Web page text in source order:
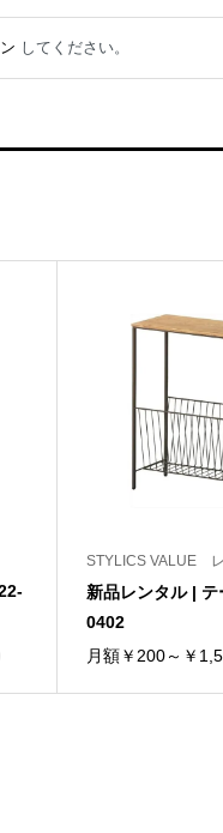
してください。
STYLICS VALUE
新品レンタル |
0402
月額￥200～￥